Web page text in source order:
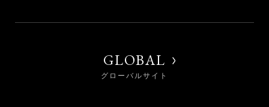
GLOBAL
グローバルサイト